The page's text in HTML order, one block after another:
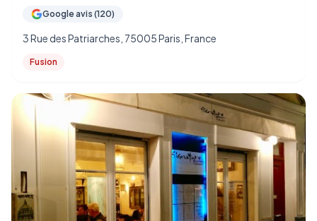
Google avis (120)
3 Rue des Patriarches, 75005 Paris, France
Fusion